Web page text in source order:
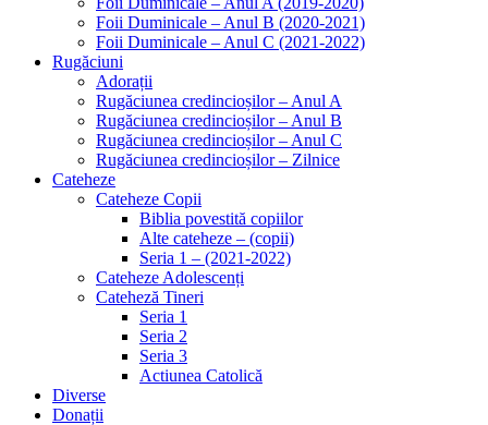
Foii Duminicale – Anul B (2020-2021)
Foii Duminicale – Anul C (2021-2022)
Rugăciuni
Adorații
Rugăciunea credincioșilor – Anul A
Rugăciunea credincioșilor – Anul B
Rugăciunea credincioșilor – Anul C
Rugăciunea credincioșilor – Zilnice
Cateheze
Cateheze Copii
Biblia povestită copiilor
Alte cateheze – (copii)
Seria 1 – (2021-2022)
Cateheze Adolescenți
Cateheză Tineri
Seria 1
Seria 2
Seria 3
Actiunea Catolică
Diverse
Donații